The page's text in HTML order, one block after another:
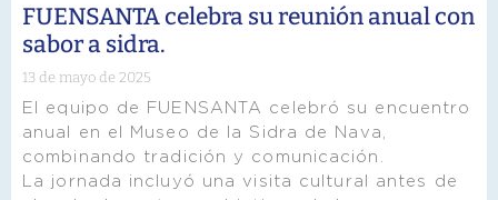
FUENSANTA celebra su reunión anual con
sabor a sidra.
13 de mayo de 2025
El equipo de FUENSANTA celebró su encuentro
anual en el Museo de la Sidra de Nava,
combinando tradición y comunicación.
La jornada incluyó una visita cultural antes de